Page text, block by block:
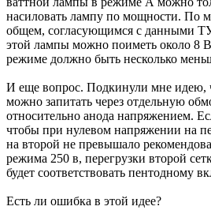
насиловать лампу по мощности. По
общем, согласующимся с данными
этой лампы можно поиметь около 8
режиме должно быть несколько
И еще вопрос. Подкинули мне идею,
можно запитать через отдельную
относительно анода напряжением.
чтобы при нулевом напряжении на
на второй не превышало
режима 250 в, перегрузки второй
будет соответствовать пентодному
Есть ли ошибка в этой идее?